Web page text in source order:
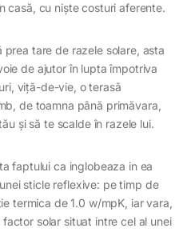
casă, cu niște costuri aferente.
tare de razele solare, asta
de ajutor în lupta împotriva
viță-de-vie, o terasă
de toamna până primăvara,
și să te scalde în razele lui.
faptului ca inglobeaza in ea
sticle reflexive: pe timp de
termica de 1.0 w/mpK, iar vara,
solar situat intre cel al unei